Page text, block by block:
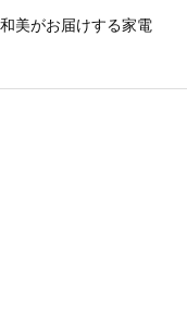
美がお届けする家電

前へ
次へ